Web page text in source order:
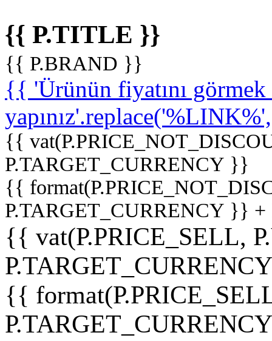
{{ P.TITLE }}
{{ P.BRAND }}
{{ 'Ürünün fiyatını
{{
P.TARGET_CURRENCY }}
{{
P.TARGET_CURRENCY }}
{{ vat(P.PRICE_SELL,
{{